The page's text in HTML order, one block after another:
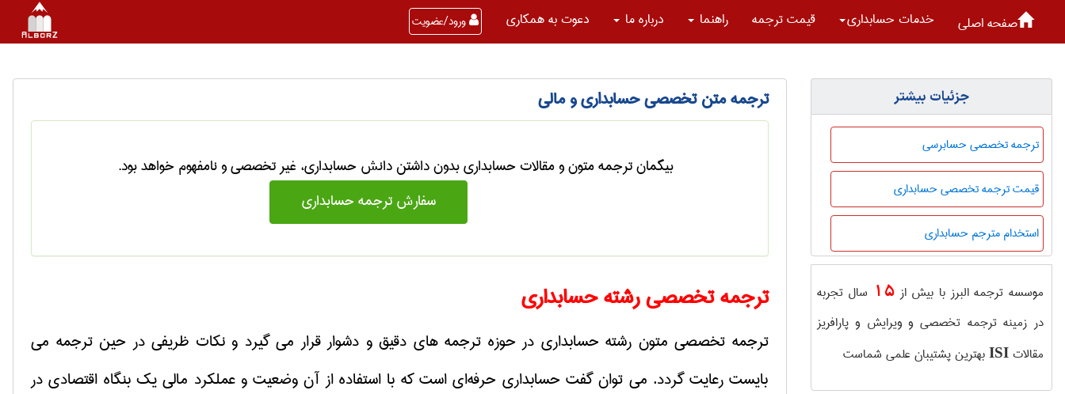
صفحه اصلی خدمات حسابداری قیمت ترجمه راهنما درباره ما دعوت به همکاری ورود/عضویت
ترجمه متن تخصصی حسابداری و مالی
بیگمان ترجمه متون و مقالات حسابداری بدون داشتن دانش حسابداری، غیر تخصصی و نامفهوم خواهد بود.
سفارش ترجمه حسابداری
ترجمهتخصصیرشته حسابداری
ترجمه تخصصی متون رشته حسابداری در حوزه ترجمه های دقیق و دشوار قرار می گیرد و نکات ظریفی در حین ترجمه می
بایست رعایت گردد. می توان گفت حسابداری حرفه‌ای است که با استفاده از آن وضعیت و عملکرد مالی یک بنگاه اقتصادی در
جزئیات بیشتر
ترجمه تخصصی حسابرسی
قیمت ترجمه تخصصی حسابداری
استخدام مترجم حسابداری
موسسه ترجمه البرز با بیش از15 سال تجربه
در زمینه ترجمه تخصصی و ویرایش و پارافریز
مقالات ISI بهترین پشتیبان علمی شماست